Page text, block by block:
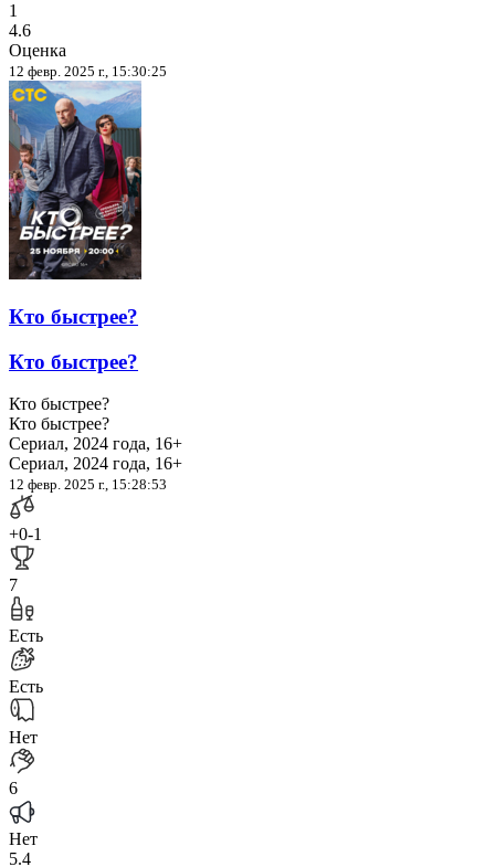
1
4.6
Оценка
12 февр. 2025 г., 15:30:25
Кто быстрее?
Кто быстрее?
Кто быстрее?
Кто быстрее?
Сериал, 2024 года, 16+
Сериал, 2024 года, 16+
12 февр. 2025 г., 15:28:53
+0-1
7
Есть
Есть
Нет
6
Нет
5.4